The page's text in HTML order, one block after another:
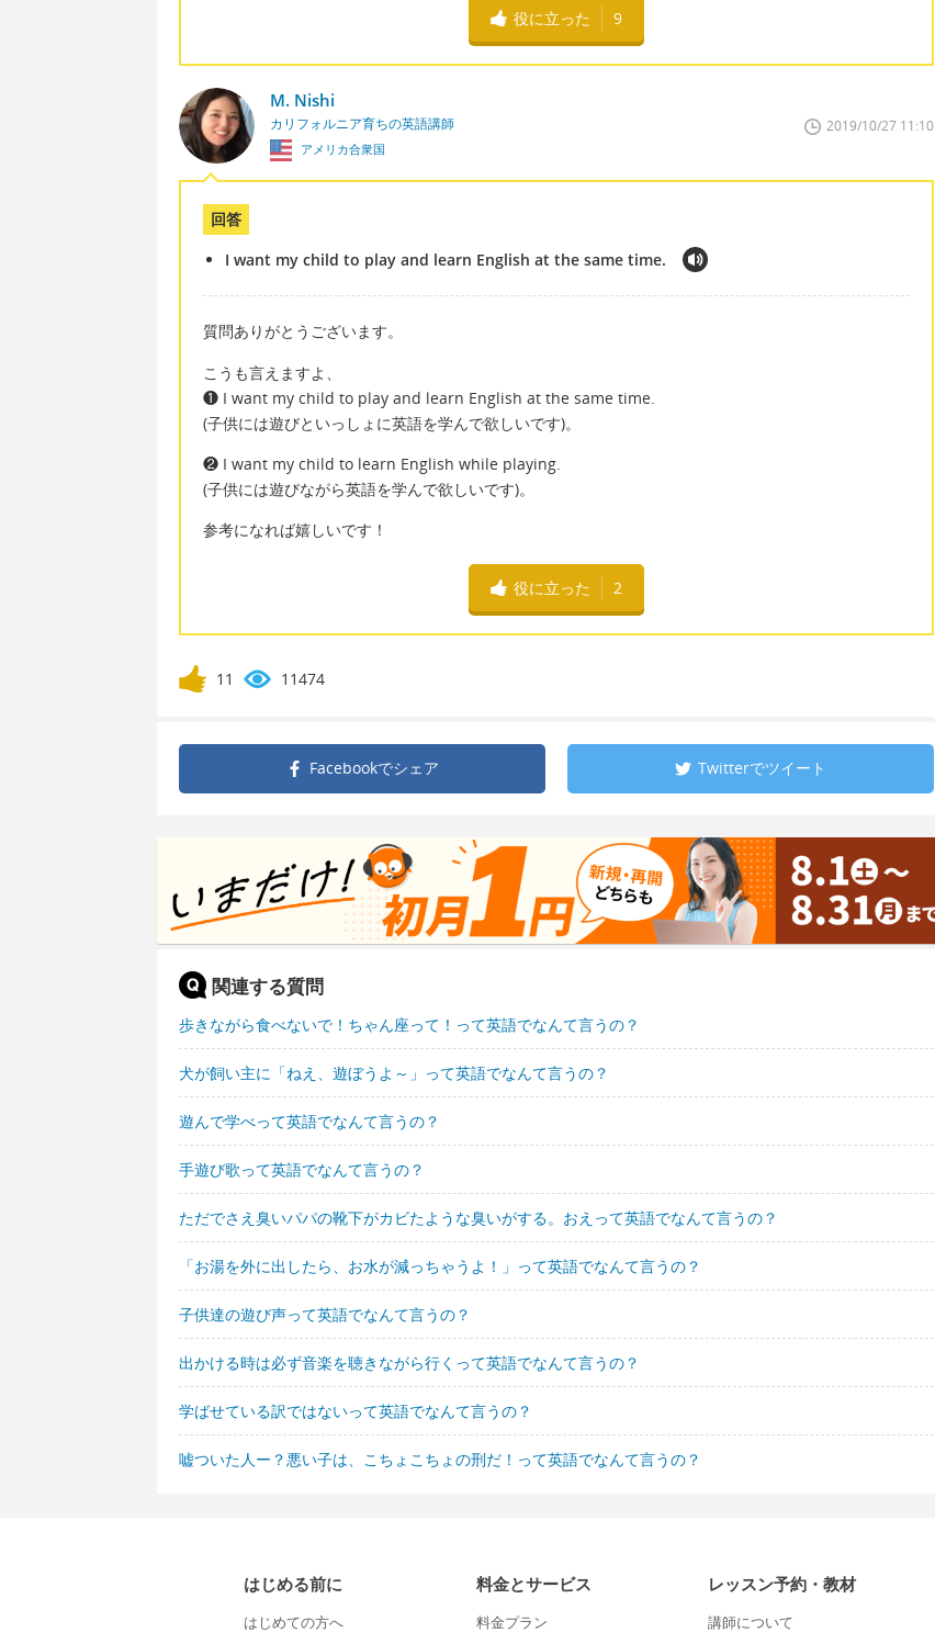
役に立った 9
M. Nishi
カリフォルニア育ちの英語講師
アメリカ合衆国
2019/10/27 11:10
回答
I want my child to play and learn English at the same time.
質問ありがとうございます。
こうも言えますよ、
❶ I want my child to play and learn English at the same time.
(子供には遊びといっしょに英語を学んで欲しいです)。
❷ I want my child to learn English while playing.
(子供には遊びながら英語を学んで欲しいです)。
参考になれば嬉しいです！
役に立った 2
11 11474
Facebookでシェア Twitterでツイート
関連する質問
歩きながら食べないで！ちゃん座って！って英語でなんて言うの？
犬が飼い主に「ねえ、遊ぼうよ～」って英語でなんて言うの？
遊んで学べって英語でなんて言うの？
手遊び歌って英語でなんて言うの？
ただでさえ臭いパパの靴下がカビたような臭いがする。おえって英語でなんて言うの？
「お湯を外に出したら、お水が減っちゃうよ！」って英語でなんて言うの？
子供達の遊び声って英語でなんて言うの？
出かける時は必ず音楽を聴きながら行くって英語でなんて言うの？
学ばせている訳ではないって英語でなんて言うの？
嘘ついた人ー？悪い子は、こちょこちょの刑だ！って英語でなんて言うの？
はじめる前に
はじめての方へ
料金とサービス
料金プラン
レッスン予約・教材
講師について